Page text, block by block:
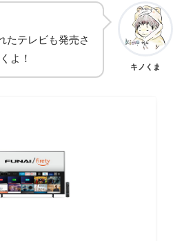
たテレビも発売さ
よ！
キノくま